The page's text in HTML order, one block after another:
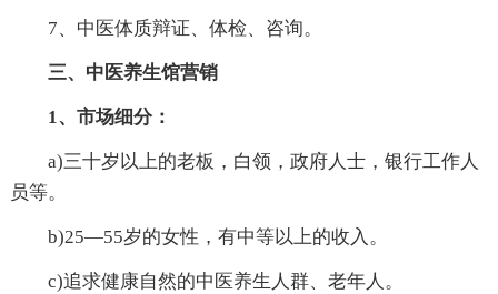
7、中医体质辩证、体检、咨询。
三、中医养生馆营销
1、市场细分：
a)三十岁以上的老板，白领，政府人士，银行工作人
员等。
b)25—55岁的女性，有中等以上的收入。
c)追求健康自然的中医养生人群、老年人。